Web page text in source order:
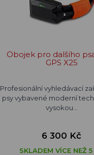
Obojek pro dalšího
GPS X25
Profesionální vyhledávací
psy vybavené moderní
vysokou…
6 300 Kč
SKLADEM VÍCE NEŽ 5